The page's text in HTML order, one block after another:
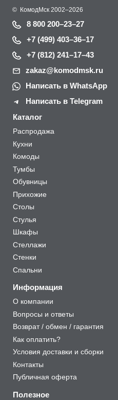
© КомодМск 2002–2026
8 800 200–23–27
+7 (499) 403–36–17
+7 (812) 241–17–43
zakaz@komodmsk.ru
Написать в WhatsApp
Написать в Telegram
Каталог
Распродажа
Кухни
Комоды
Тумбы
Обувницы
Прихожие
Столы
Стулья
Шкафы
Стеллажи
Стенки
Спальни
Информация
О компании
Вопросы и ответы
Возврат / обмен / гарантия
Как оплатить?
Условия доставки и сборки
Контакты
Публичная оферта
Полезное